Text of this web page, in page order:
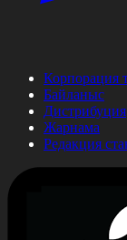
Корпорация
Байланыс
Дистрибуция
Жарнама
Редакция